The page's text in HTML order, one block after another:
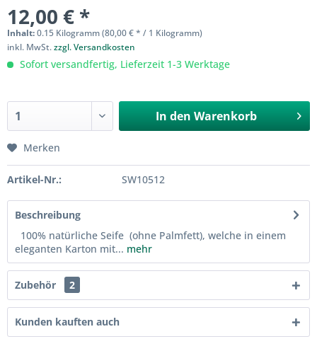
12,00 € *
Inhalt:0.15 Kilogramm (80,00 € * / 1 Kilogramm)
inkl. MwSt.zzgl. Versandkosten
Sofort versandfertig, Lieferzeit 1-3 Werktage
In den Warenkorb
Merken
Artikel-Nr.: SW10512
Beschreibung
100% natürliche Seife (ohne Palmfett), welche in einem
eleganten Karton mit... mehr
Zubehör 2
Kunden kauften auch